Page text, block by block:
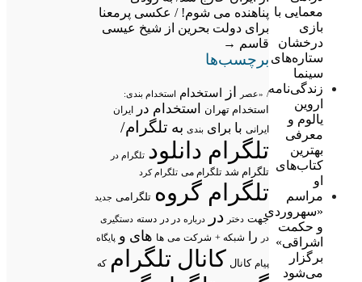
معمایی با
بازی
درخشان
ستاره‌های
سینما
زندگی‌نامه
اروین
یالوم و
معرفی
بهترین
کتاب‌های
او
مراسم
«سهروردی
و حکمت
اشراقی»
برگزار
می‌شود
پناهنده می شوم! / عکسی پرمعنا
برای دولت بحرین از شیخ عیسی
قاسم →
برچسب‌ها
/ «عصر از استخدام استخدام بندی:
استخدام تهران استخدام در ایران
ایرانی با برای بندی به تلگرام/
تلگرام دانلود تلگرام در
تلگرام شد تلگرام می تلگرام کرد
تلگرام گروه تلگرامی جدید
جهت دختر در درباره در در دسته دستگیری
در
را شبکه + شرکت می ها های و پایگاه
پیام کانال کانال تلگرام که